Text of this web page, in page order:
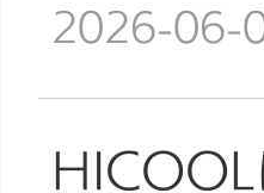
2026-06-
HICOOL